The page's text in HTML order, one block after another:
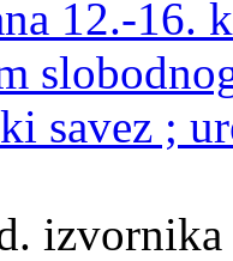
12.-16.
savez ;